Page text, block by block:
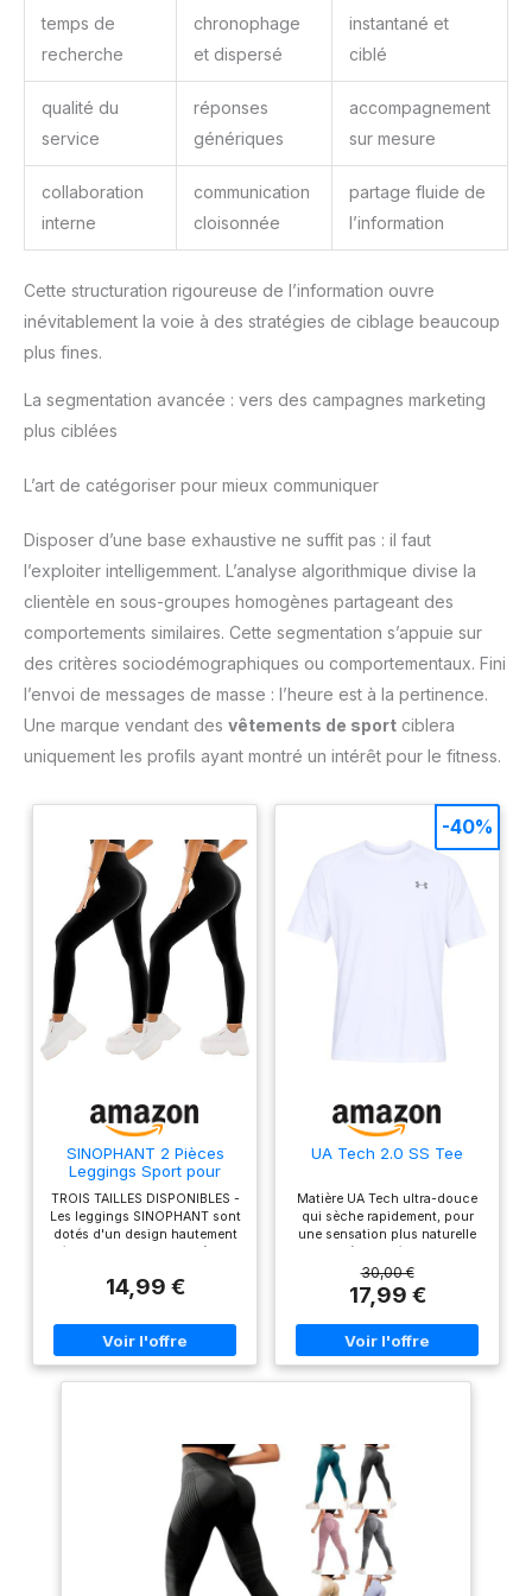
doté d’un système de
refroidissement intelligent qui
régule la température. Fini la
genoux ou le bruit des
ventilateurs, même lors des
longues sessions de travail ou
de visionnage de vidéos. 🎒
seulement 1.2 kg et une
cet ultrabook facilement dans
votre sac à dos ou votre sac à
déplacements fréquents,
alliant robustesse et légèreté
pour un transport sans effort.
🔌 Connectique Complète
modèles récents, cet
ordinateur de 14 pouces garde
Sortie mini-HDMI (pour
brancher un écran externe ou
audio 3.5mm (jack),
Connecteur d’alimentation
dédié. 🎁 Design Mince et
Charnière Robust: Ce PC
portable au look moderne et
charnière rotative à 180°
permet de coucher l’écran
pour un partage de contenu
optimal, idéal pour les
film sans avoir à bouger
l’ordinateur. 💼 Un Excellent
Rapport Qualité/Prix: À la
fiable ? Ce modèle est le
meilleur allié des utilisateurs
occasionnels. Il combine 6 Go
de RAM pour le multitâche
(ouvrir plusieurs onglets sans
expérience fluide au
quotidien, sans se ruiner.
temps de
recherche
chronophage
et dispersé
instantané et
ciblé
qualité du
service
réponses
génériques
accompagnement
sur mesure
collaboration
interne
communication
cloisonnée
partage fluide de
l’information
Cette structuration rigoureuse de l’information ouvre
inévitablement la voie à des stratégies de ciblage beaucoup
plus fines.
La segmentation avancée : vers des campagnes marketing
plus ciblées
L’art de catégoriser pour mieux communiquer
Disposer d’une base exhaustive ne suffit pas : il faut
l’exploiter intelligemment. L’analyse algorithmique divise la
clientèle en sous-groupes homogènes partageant des
comportements similaires. Cette segmentation s’appuie sur
des critères sociodémographiques ou comportementaux. Fini
l’envoi de messages de masse : l’heure est à la pertinence.
Une marque vendant des vêtements de sport ciblera
uniquement les profils ayant montré un intérêt pour le fitness.
SINOPHANT 2 Pièces
Leggings Sport pour
Legging Opaque pour
Gym Sport Yoga(#2
pièces Noir/Noir,L-XL)
TROIS TAILLES DISPONIBLES -
Les leggings SINOPHANT sont
dotés d'un design hautement
corps. Ne vous inquiétez pas
incroyable adaptabilité - même
les personnes ayant des
cuisses plus larges ou des
femmes sont aussi doux que
du beurre, offrant un niveau
de confort inégalé. La texture
lisse vous donnera
l'impression de porter une
deuxième peau, permettant un
mouvement sans restriction,
sans être transparent. TAILLE
HAUTE - La large bande de
14,99 €
UA Tech 2.0 SS Tee
Matière UA Tech ultra-douce
qui sèche rapidement, pour
une sensation plus naturelle
transpiration et sèche très
rapidement Nouvelle coupe
aérodynamique et ourlet
arrondi UA Tech est notre
équipement d'entraînement
original incontournable:
30,00 €
17,99 €
-40%